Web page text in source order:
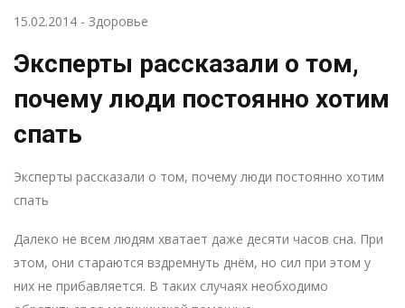
15.02.2014 - Здоровье
Эксперты рассказали о том,
почему люди постоянно хотим
спать
Эксперты рассказали о том, почему люди постоянно хотим
спать
Далеко не всем людям хватает даже десяти часов сна. При
этом, они стараются вздремнуть днём, но сил при этом у
них не прибавляется. В таких случаях необходимо